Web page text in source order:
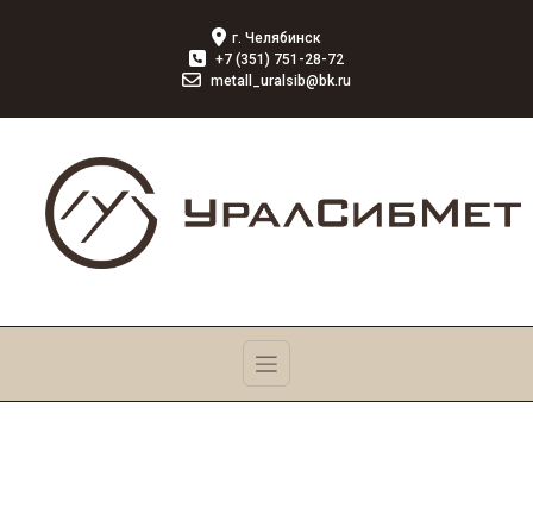
г. Челябинск
+7 (351) 751-28-72
metall_uralsib@bk.ru